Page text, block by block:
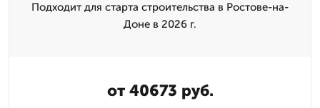
Подходит для старта строительства в Ростове-на-
Доне в 2026 г.
от 40673 руб.